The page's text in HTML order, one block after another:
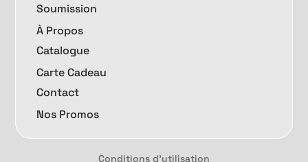
Soumission
À Propos
Catalogue
Carte Cadeau
Contact
Nos Promos
Conditions d'utilisation